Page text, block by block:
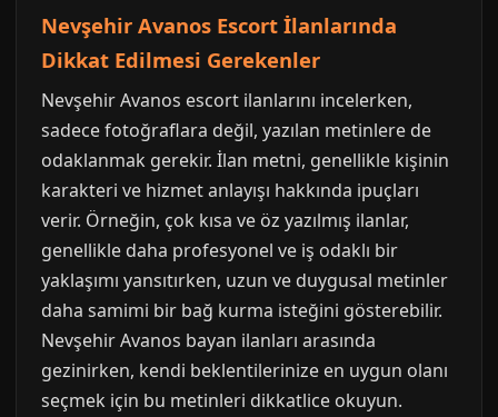
Nevşehir Avanos Escort İlanlarında
Dikkat Edilmesi Gerekenler
Nevşehir Avanos escort ilanlarını incelerken,
sadece fotoğraflara değil, yazılan metinlere de
odaklanmak gerekir. İlan metni, genellikle kişinin
karakteri ve hizmet anlayışı hakkında ipuçları
verir. Örneğin, çok kısa ve öz yazılmış ilanlar,
genellikle daha profesyonel ve iş odaklı bir
yaklaşımı yansıtırken, uzun ve duygusal metinler
daha samimi bir bağ kurma isteğini gösterebilir.
Nevşehir Avanos bayan ilanları arasında
gezinirken, kendi beklentilerinize en uygun olanı
seçmek için bu metinleri dikkatlice okuyun.